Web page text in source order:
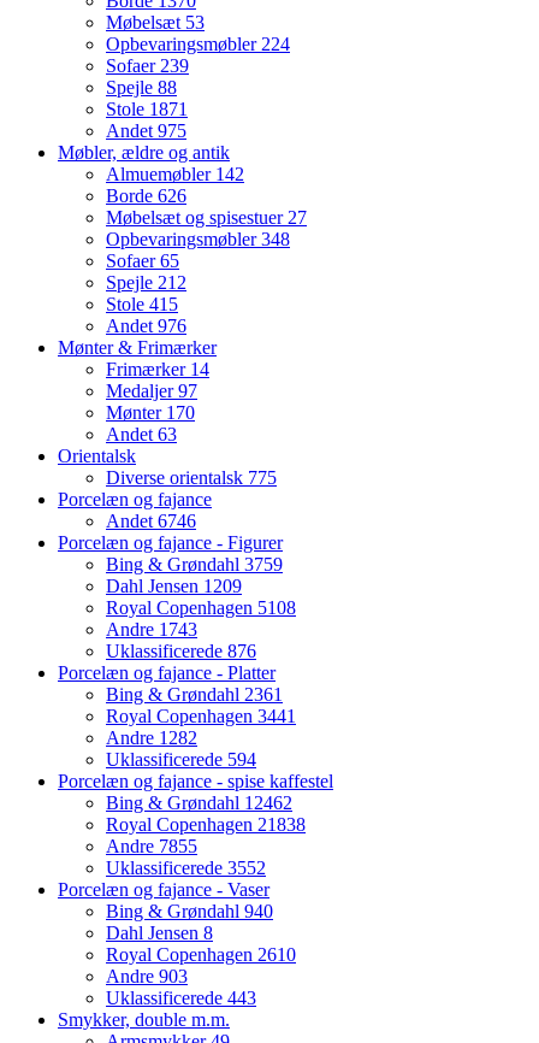
Møbelsæt 53
Opbevaringsmøbler224
Sofaer239
Spejle 88
Stole 1871
Andet975
Møbler, ældre og antik
Almuemøbler 142
Borde 626
Møbelsæt og spisestuer27
Opbevaringsmøbler348
Sofaer65
Spejle 212
Stole 415
Andet976
Mønter & Frimærker
Frimærker 14
Medaljer97
Mønter 170
Andet63
Orientalsk
Diverse orientalsk 775
Porcelæn og fajance
Andet6746
Porcelæn og fajance - Figurer
Bing & Grøndahl 3759
Dahl Jensen 1209
Royal Copenhagen 5108
Andre 1743
Uklassificerede 876
Porcelæn og fajance - Platter
Bing & Grøndahl 2361
Royal Copenhagen 3441
Andre 1282
Uklassificerede 594
Porcelæn og fajance - spise kaffestel
Bing & Grøndahl 12462
Royal Copenhagen 21838
Andre 7855
Uklassificerede 3552
Porcelæn og fajance - Vaser
Bing & Grøndahl 940
Dahl Jensen 8
Royal Copenhagen 2610
Andre 903
Uklassificerede 443
Smykker, double m.m.